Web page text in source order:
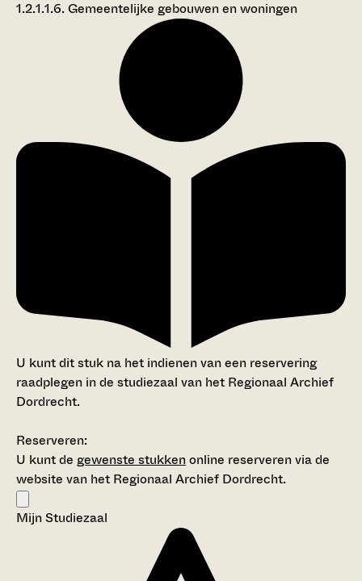
1.2.1.1.6. Gemeentelijke gebouwen en woningen
U kunt dit stuk na het indienen van een reservering
raadplegen in de studiezaal van het Regionaal Archief
Dordrecht.
Reserveren:
U kunt de gewenste stukkenonline reserveren via de
website van het Regionaal Archief Dordrecht.
Mijn Studiezaal